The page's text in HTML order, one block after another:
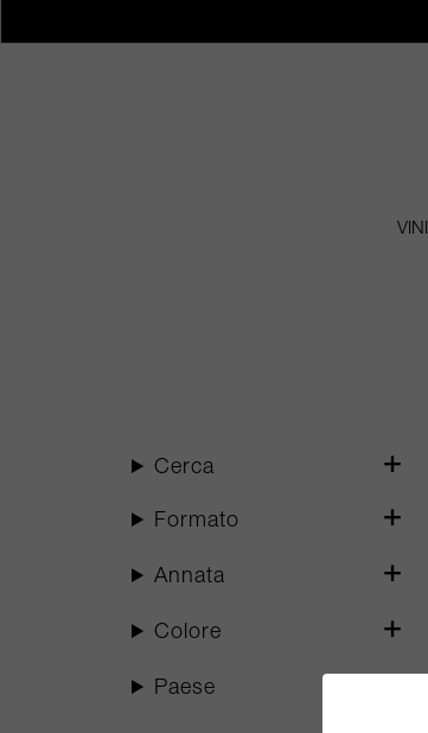
VINI
Cerca
Formato
Annata
Colore
Paese